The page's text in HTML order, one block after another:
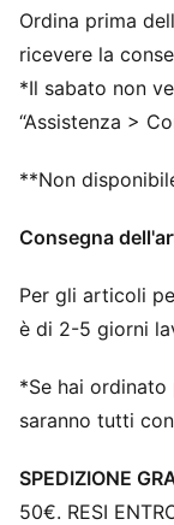
Ordina prima
ricevere la
*Il sabato non
“Assistenza >
**Non
Consegna
Per gli articoli
è di 2-5 giorni
*Se hai
saranno tutti
SPEDIZIONE
50€. RESI